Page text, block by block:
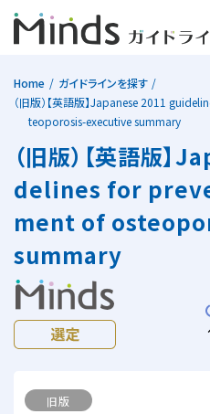
Home
ガイドラインを探す
（旧版）【英語版】Japanese 2011
teoporosis-executive summary
（旧版）【英語版
delines for
ment of
summary
旧版